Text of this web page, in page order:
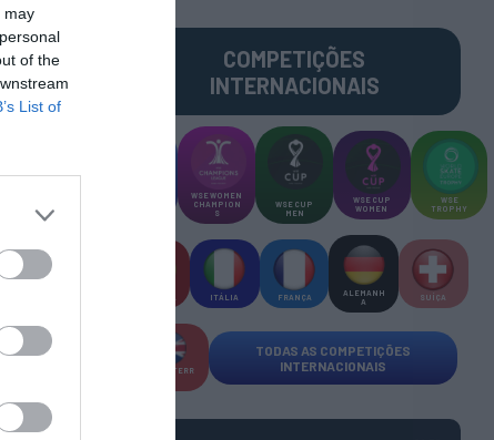
may
of the
List of
COMPETIÇÕES
INTERNACIONAIS
WSE WOMEN
CHAMPION
S
WSE CUP
MEN
WSE CUP
WOMEN
WSE
TROPHY
ITÁLIA FRANÇA
ALEMANH
A
SUÍÇA
INGLATERR
TODAS AS COMPETIÇÕES
INTERNACIONAIS